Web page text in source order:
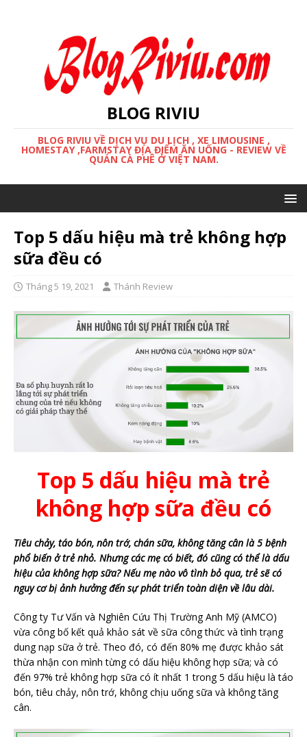
BLOG RIVIU
BLOG RIVIU VỀ DỊCH VỤ DU LỊCH , XE LIMOUSINE ,
HOMESTAY ,FARMSTAY ĐỊA ĐIỂM ĂN UỐNG - REVIEW VỀ
QUÁN CÀ PHÊ Ở VIỆT NAM.
Top 5 dấu hiệu mà trẻ không hợp
sữa đều có
Tháng 5 19, 2021 Thánh Review
Top 5 dấu hiệu mà trẻ
không hợp sữa đều có
Tiêu chảy, táo bón, nôn trớ, chán sữa, không tăng cân là 5 bệnh
phổ biến ở trẻ nhỏ. Nhưng các mẹ có biết, đó cũng có thể là dấu
hiệu của không hợp sữa? Nếu mẹ nào vô tình bỏ qua, trẻ sẽ có
nguy cơ bị ảnh hưởng đến sự phát triển toàn diện về lâu dài.
Công ty Tư Vấn và Nghiên Cứu Thị Trường Anh Mỹ (AMCO)
vừa công bố kết quả khảo sát về sữa công thức và tình trạng
dung nạp sữa ở trẻ. Theo đó, có đến 80% mẹ được khảo sát
thừa nhận con mình từng có dấu hiệu không hợp sữa; và có
đến 97% trẻ không hợp sữa có ít nhất 1 trong 5 dấu hiệu là táo
bón, tiêu chảy, nôn trớ, không chịu uống sữa và không tăng
cân.